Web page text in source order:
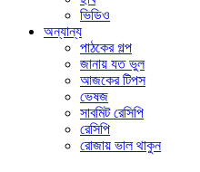
ভিডিও
অন্যান্য
পাঠকের গল্প
জানায় যত ভুল
আজকের টিপস
ভেষজ
সাবমিট রেসিপি
রেসিপি
রোজায় ভাল থাকুন